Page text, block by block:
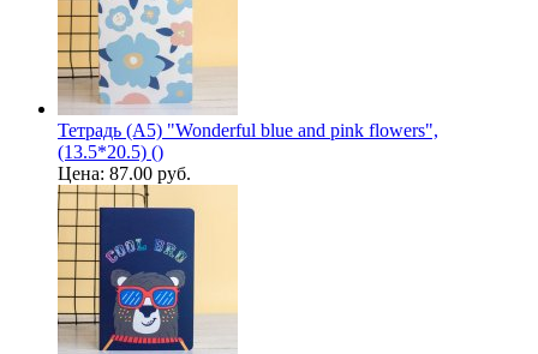
Тетрадь (A5) "Wonderful blue and pink flowers",
(13.5*20.5) ()
Цена: 87.00 руб.